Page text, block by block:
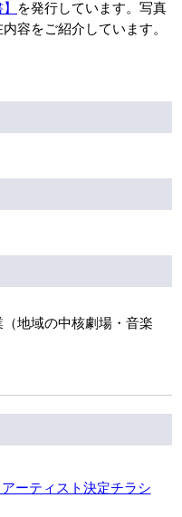
を発行しています。写真
容をご紹介しています。
地域の中核劇場・音楽
ーティスト決定チラシ